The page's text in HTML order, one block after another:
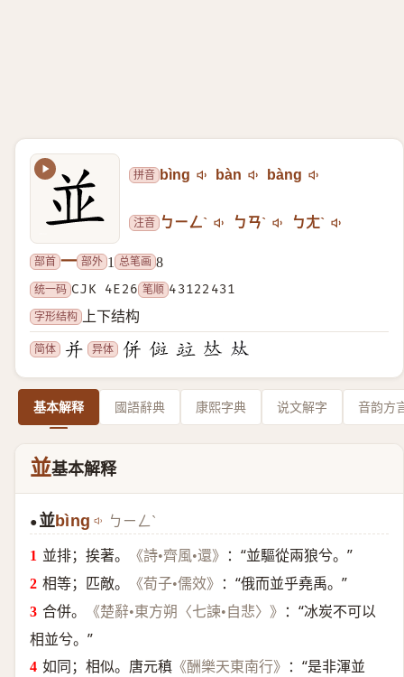
拼音 bìng bàn bàng
注音 ㄅㄧㄥˋ ㄅㄢˋ ㄅㄤˋ
部首 一 部外 1 总笔画 8
统一码 CJK 4E26 笔顺 43122431
字形结构
上下结构
简体 异体
基本解释 國語辭典 康熙字典 说文解字 音韵方
並基本解释
● 並bìng ㄅㄧㄥˋ
並排；挨著。 《詩•齊風•還》
：“並驅從兩狼兮。”
相等；匹敵。
《荀子•儒效》
：“俄而並乎堯禹。”
合併。
《楚辭•東方朔〈七諫•自悲〉》
：“冰炭不可以
相並兮。”
如同；相似。唐元稹《酬樂天東南行》
：“是非渾並